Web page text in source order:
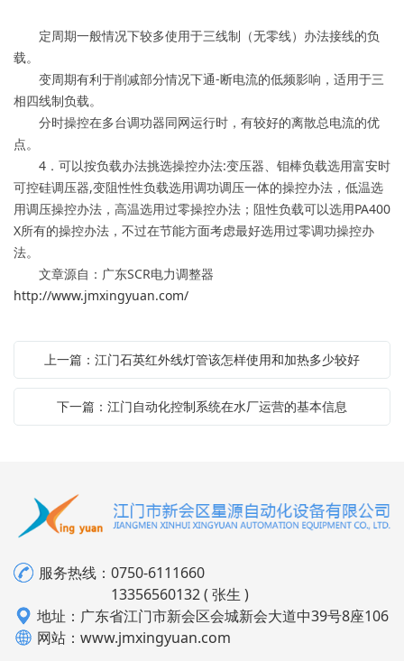
定周期一般情况下较多使用于三线制（无零线）办法接线的负
载。
变周期有利于削减部分情况下通-断电流的低频影响，适用于三
相四线制负载。
分时操控在多台调功器同网运行时，有较好的离散总电流的优
点。
4．可以按负载办法挑选操控办法:变压器、钼棒负载选用富安时
可控硅调压器,变阻性性负载选用调功调压一体的操控办法，低温选
用调压操控办法，高温选用过零操控办法；阻性负载可以选用PA400
X所有的操控办法，不过在节能方面考虑最好选用过零调功操控办
法。
文章源自：广东SCR电力调整器
http://www.jmxingyuan.com/
上一篇：江门石英红外线灯管该怎样使用和加热多少较好
下一篇：江门自动化控制系统在水厂运营的基本信息
服务热线： 0750-6111660
13356560132 ( 张生 )
地址：广东省江门市新会区会城新会大道中39号8座106
网站：www.jmxingyuan.com